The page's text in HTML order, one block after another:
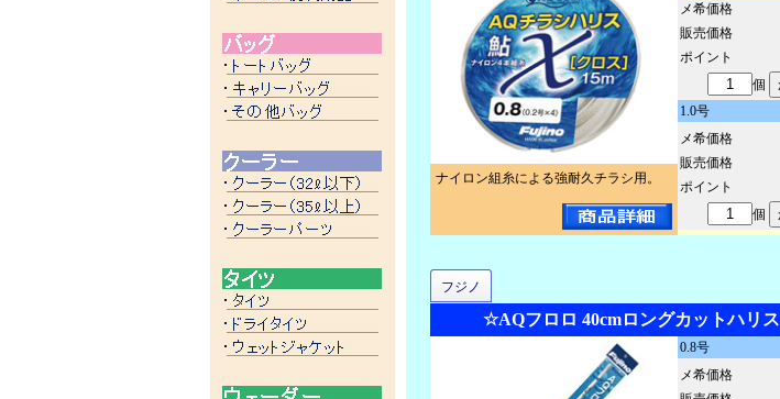
ナイロン組糸による強耐久チラシ用。
メ希価格
販売価格
ポイント
個
1.0号
メ希価格
販売価格
ポイント
個
フジノ
☆AQフロロ 40cmロングカットハリス
0.8号
メ希価格